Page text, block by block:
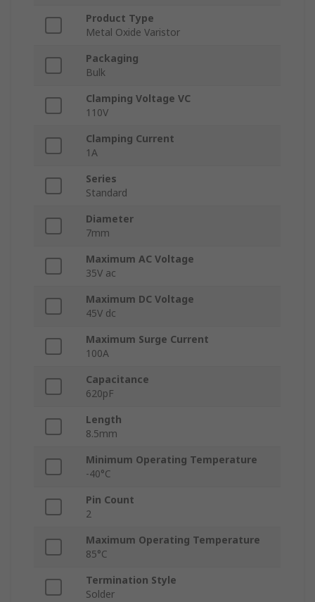
Product Type
Metal Oxide Varistor
Packaging
Bulk
Clamping Voltage VC
110V
Clamping Current
1A
Series
Standard
Diameter
7mm
Maximum AC Voltage
35V ac
Maximum DC Voltage
45V dc
Maximum Surge Current
100A
Capacitance
620pF
Length
8.5mm
Minimum Operating Temperature
-40°C
Pin Count
2
Maximum Operating Temperature
85°C
Termination Style
Solder